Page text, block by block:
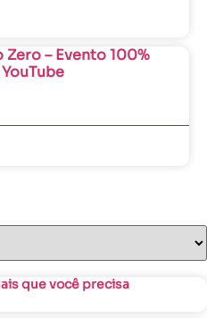
– Evento 100%
que você precisa